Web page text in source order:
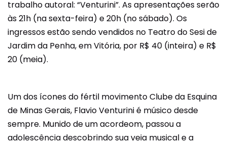
trabalho autoral: “Venturini”. As apresentações serão
às 21h (na sexta-feira) e 20h (no sábado). Os
ingressos estão sendo vendidos no Teatro do Sesi de
Jardim da Penha, em Vitória, por R$ 40 (inteira) e R$
20 (meia).
Um dos ícones do fértil movimento Clube da Esquina
de Minas Gerais, Flavio Venturini é músico desde
sempre. Munido de um acordeom, passou a
adolescência descobrindo sua veia musical e a